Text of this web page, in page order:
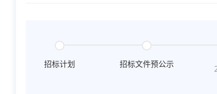
招标计划 招标文件预公示